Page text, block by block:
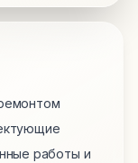
работы и